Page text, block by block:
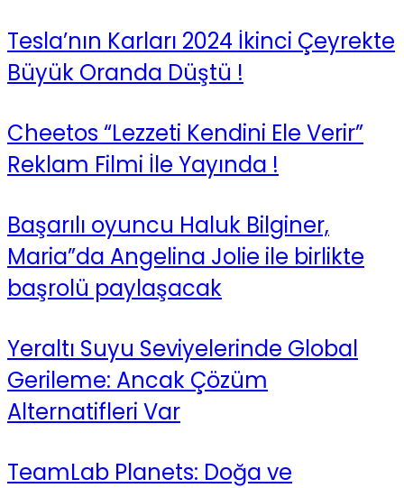
Tesla’nın Karları 2024 İkinci Çeyrekte
Büyük Oranda Düştü !
Cheetos “Lezzeti Kendini Ele Verir”
Reklam Filmi İle Yayında !
Başarılı oyuncu Haluk Bilginer,
Maria”da Angelina Jolie ile birlikte
başrolü paylaşacak
Yeraltı Suyu Seviyelerinde Global
Gerileme: Ancak Çözüm
Alternatifleri Var
TeamLab Planets: Doğa ve